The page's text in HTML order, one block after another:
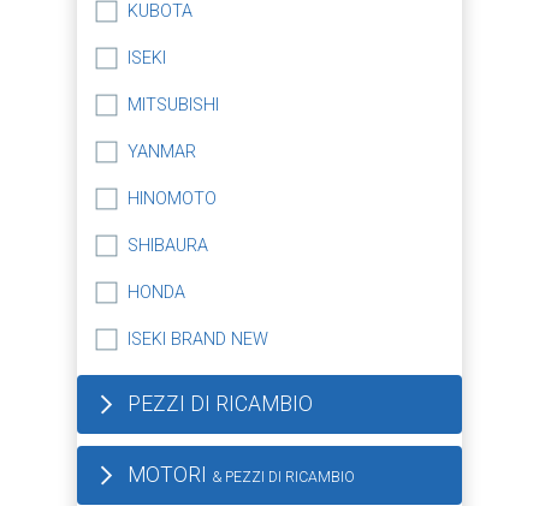
KUBOTA
ISEKI
MITSUBISHI
YANMAR
HINOMOTO
SHIBAURA
HONDA
ISEKI BRAND NEW
PEZZI DI RICAMBIO
MOTORI & PEZZI DI RICAMBIO